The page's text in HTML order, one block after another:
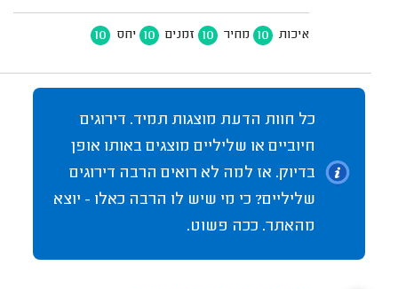
איכות 10 מחיר 10 זמנים 10 יחס 10
כל חוות הדעת מוצגות תמיד. דירוגים
חיוביים או שליליים מוצגים באותו אופן
בדיוק. אז למה לא רואים הרבה דירוגים
שליליים? כי מי שיש לו הרבה כאלו - יוצא
מהאתר. ככה פשוט.